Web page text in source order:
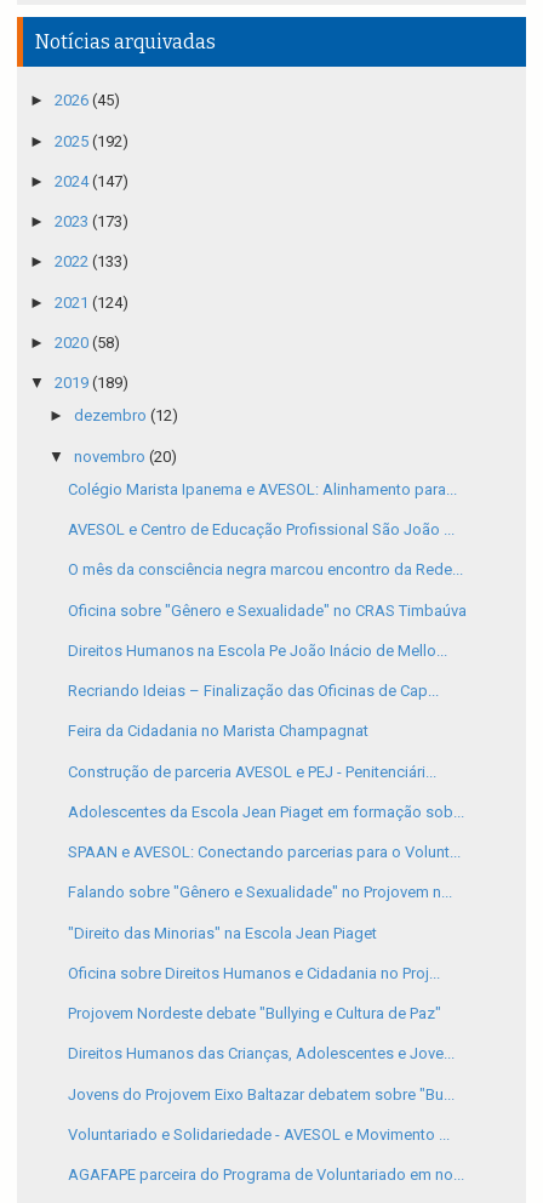
Notícias arquivadas
► 2026 (45)
► 2025 (192)
► 2024(147)
► 2023 (173)
► 2022 (133)
► 2021 (124)
► 2020 (58)
▼ 2019 (189)
► dezembro (12)
▼ novembro (20)
Colégio Marista Ipanema e AVESOL: Alinhamento para...
AVESOL e Centro de Educação Profissional São João ...
O mês da consciência negra marcou encontro da Rede...
Oficina sobre "Gênero e Sexualidade" no CRAS Timbaúva
Direitos Humanos na Escola Pe João Inácio de Mello...
Recriando Ideias – Finalização das Oficinas de Cap...
Feira da Cidadania no Marista Champagnat
Construção de parceria AVESOL e PEJ - Penitenciári...
Adolescentes da Escola Jean Piaget em formação sob...
SPAAN e AVESOL: Conectando parcerias para o Volunt...
Falando sobre "Gênero e Sexualidade" no Projovem n...
"Direito das Minorias" na Escola Jean Piaget
Oficina sobre Direitos Humanos e Cidadania no Proj...
Projovem Nordeste debate "Bullying e Cultura de Paz"
Direitos Humanos das Crianças, Adolescentes e Jove...
Jovens do Projovem Eixo Baltazar debatem sobre "Bu...
Voluntariado e Solidariedade - AVESOL e Movimento ...
AGAFAPE parceira do Programa de Voluntariado em no...